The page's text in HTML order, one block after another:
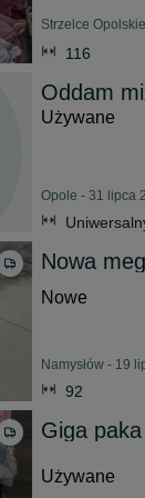
Strzelce
116
Oddam
Używane
Opole - 31 lipca
Nowa
Nowe
Namysłów - 19
92
Giga
Używane